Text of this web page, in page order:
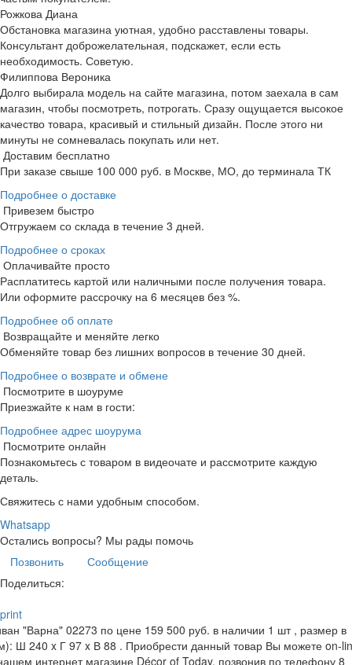
Рожкова Диана
Обстановка магазина уютная, удобно расставлены товары.
Консультант доброжелательная, подскажет, если есть
необходимость. Советую.
Филиппова Вероника
Долго выбирала модель на сайте магазина, потом заехала в сам
магазин, чтобы посмотреть, потрогать. Сразу ощущается высокое
качество товара, красивый и стильный дизайн. После этого ни
минуты не сомневалась покупать или нет.
Доставим бесплатно
При заказе свыше 100 000 руб. в Москве, МО, до терминала ТК
Подробнее о доставке
Привезем быстро
Отгружаем со склада в течение 3 дней.
Подробнее о сроках
Оплачивайте просто
Расплатитесь картой или наличными после получения товара.
Или оформите рассрочку на 6 месяцев без %.
Подробнее об оплате
Возвращайте и меняйте легко
Обменяйте товар без лишних вопросов в течение 30 дней.
Подробнее о возврате и обмене
Посмотрите в шоуруме
Приезжайте к нам в гости:
Подробнее адрес шоурума
Посмотрите онлайн
Познакомьтесь с товаром в видеочате и рассмотрите каждую
деталь.
Свяжитесь с нами удобным способом.
Whatsapp
Остались вопросы? Мы рады помочь
Позвонить
Сообщение
Поделиться:
print
"Варна" 02273 по цене 159 500 руб. в наличии 1 шт , размер в
Ш 240 x Г 97 x В 88 . Приобрести данный товар Вы можете on-
интернет магазине Décor of Today, позвонив по телефону 8